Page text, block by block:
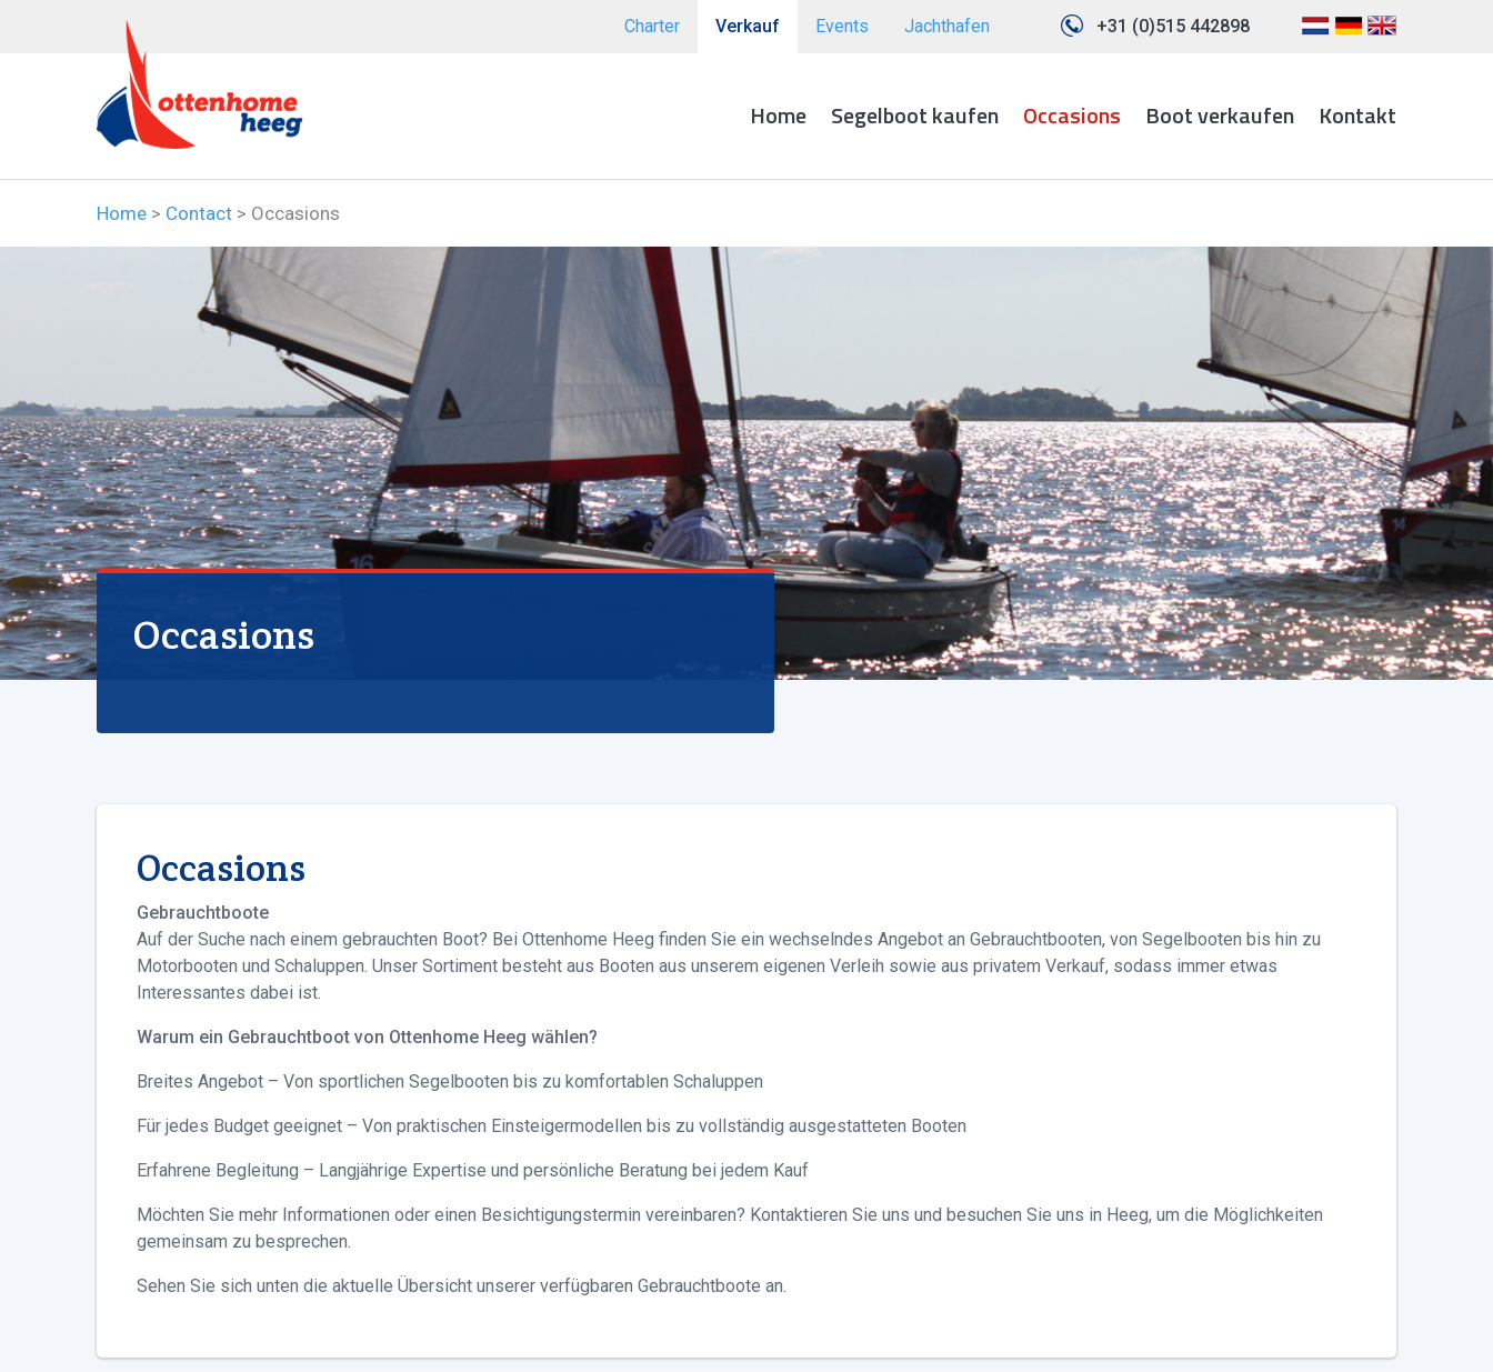
+31 (0)515 442898
Charter Verkauf Events Jachthafen
Home Segelboot kaufen Occasions Boot verkaufen Kontakt
Home > Contact > Occasions
Occasions
Occasions
Gebrauchtboote
Auf der Suche nach einem gebrauchten Boot? Bei Ottenhome Heeg finden Sie ein wechselndes Angebot an Gebrauchtbooten, von Segelbooten bis hin zu
Motorbooten und Schaluppen. Unser Sortiment besteht aus Booten aus unserem eigenen Verleih sowie aus privatem Verkauf, sodass immer etwas
Interessantes dabei ist.
Warum ein Gebrauchtboot von Ottenhome Heeg wählen?
Breites Angebot – Von sportlichen Segelbooten bis zu komfortablen Schaluppen
Für jedes Budget geeignet – Von praktischen Einsteigermodellen bis zu vollständig ausgestatteten Booten
Erfahrene Begleitung – Langjährige Expertise und persönliche Beratung bei jedem Kauf
Möchten Sie mehr Informationen oder einen Besichtigungstermin vereinbaren? Kontaktieren Sie uns und besuchen Sie uns in Heeg, um die Möglichkeiten
gemeinsam zu besprechen.
Sehen Sie sich unten die aktuelle Übersicht unserer verfügbaren Gebrauchtboote an.